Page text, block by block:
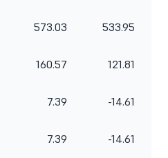
573.03 533.95
160.57 121.81
7.39 -14.61
7.39 -14.61